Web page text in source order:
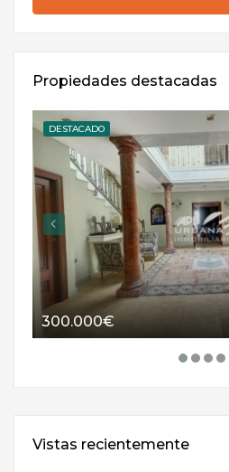
Propiedades destacadas
DESTACADO
300.000€
Vistas recientemente